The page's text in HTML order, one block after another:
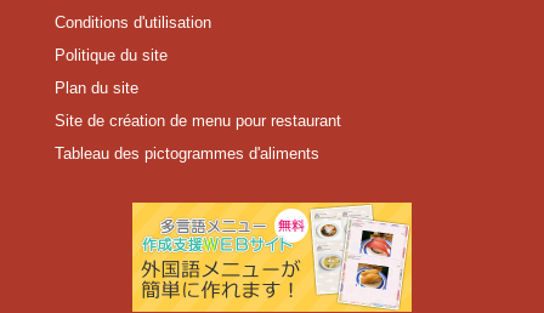
Conditions d'utilisation
Politique du site
Plan du site
Site de création de menu pour restaurant
Tableau des pictogrammes d'aliments